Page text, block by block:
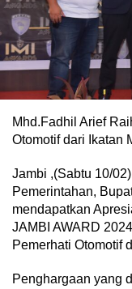
Mhd.Fadhil Arief
Otomotif dari Ikatan
Jambi ,(Sabtu 10/
Pemerintahan,
mendapatkan
JAMBI AWARD
Pemerhati Otomotif
Penghargaan yang